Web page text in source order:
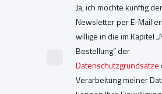
Ja, ich möchte künftig
Newsletter per E-Mail
willige in die im Kapitel
Bestellung“ der
Datenschutzgrundsätze
Verarbeitung meiner